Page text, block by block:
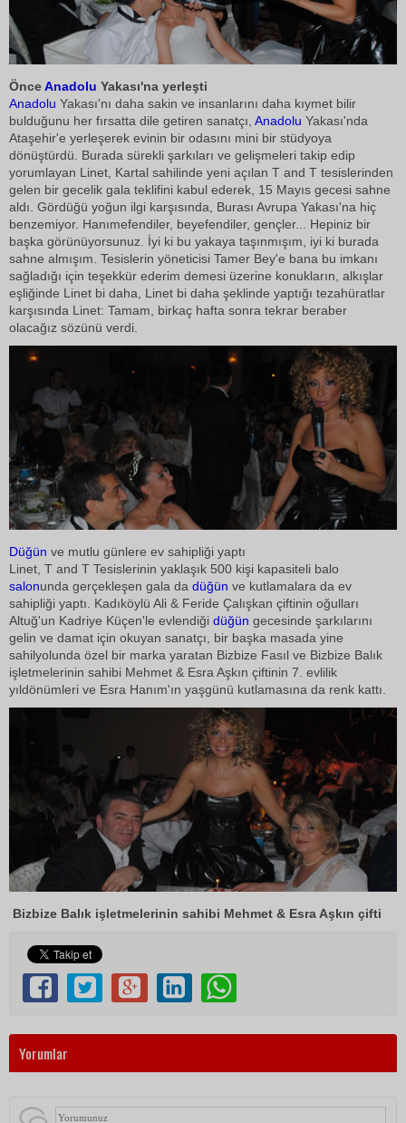
ÖnceAnadolu Yakası'na yerleşti
Anadolu Yakası'nı daha sakin ve insanlarını daha kıymet bilir
bulduğunu her fırsatta dile getiren sanatçı, Anadolu Yakası'nda
Ataşehir'e yerleşerek evinin bir odasını mini bir stüdyoya
dönüştürdü. Burada sürekli şarkıları ve gelişmeleri takip edip
yorumlayan Linet, Kartal sahilinde yeni açılan T and T tesislerinden
gelen bir gecelik gala teklifini kabul ederek, 15 Mayıs gecesi sahne
aldı. Gördüğü yoğun ilgi karşısında, Burası Avrupa Yakası'na hiç
benzemiyor. Hanımefendiler, beyefendiler, gençler... Hepiniz bir
başka görünüyorsunuz. İyi ki bu yakaya taşınmışım, iyi ki burada
sahne almışım. Tesislerin yöneticisi Tamer Bey'e bana bu imkanı
sağladığı için teşekkür ederim demesi üzerine konukların, alkışlar
eşliğinde Linet bi daha, Linet bi daha şeklinde yaptığı tezahüratlar
karşısında Linet: Tamam, birkaç hafta sonra tekrar beraber
olacağız sözünü verdi.
Düğün ve mutlu günlere ev sahipliği yaptı
Linet, T and T Tesislerinin yaklaşık 500 kişi kapasiteli balo
salonunda gerçekleşen gala da düğün ve kutlamalara da ev
sahipliği yaptı. Kadıköylü Ali & Feride Çalışkan çiftinin oğulları
Altuğ'un Kadriye Küçen'le evlendiği düğün gecesinde şarkılarını
gelin ve damat için okuyan sanatçı, bir başka masada yine
sahilyolunda özel bir marka yaratan Bizbize Fasıl ve Bizbize Balık
işletmelerinin sahibi Mehmet & Esra Aşkın çiftinin 7. evlilik
yıldönümleri ve Esra Hanım'ın yaşgünü kutlamasına da renk kattı.
Bizbize Balık işletmelerinin sahibi Mehmet & Esra Aşkın çifti
Yorumlar